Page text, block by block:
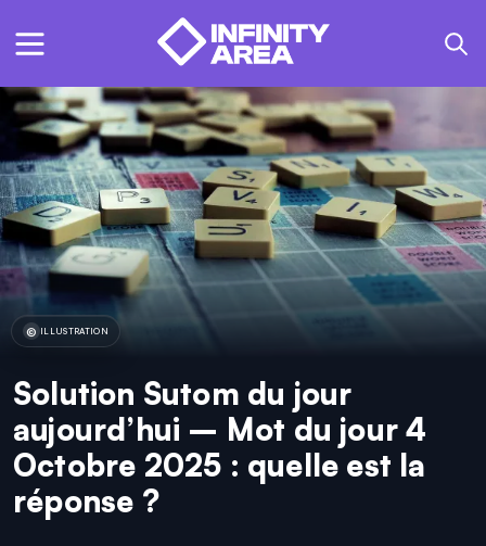
ILLUSTRATION
Solution Sutom du jour
aujourd’hui – Mot du jour 4
Octobre 2025 : quelle est la
réponse ?